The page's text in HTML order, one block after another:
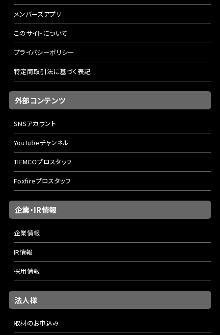
メンバーズアプリ
このサイトについて
プライバシーポリシー
特定商取引法に基づく表記
外部コンテンツ
SNSアカウント
YouTubeチャンネル
TIEMCOプロスタッフ
Foxfireプロスタッフ
企業・IR情報
企業情報
IR情報
採用情報
法人様
取材のお申込み